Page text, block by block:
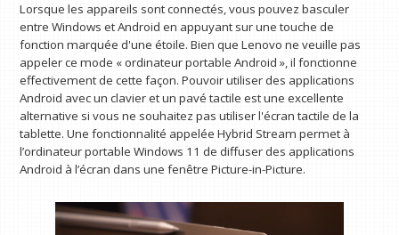
Lorsque les appareils sont connectés, vous pouvez basculer
entre Windows et Android en appuyant sur une touche de
fonction marquée d'une étoile. Bien que Lenovo ne veuille pas
appeler ce mode « ordinateur portable Android », il fonctionne
effectivement de cette façon. Pouvoir utiliser des applications
Android avec un clavier et un pavé tactile est une excellente
alternative si vous ne souhaitez pas utiliser l'écran tactile de la
tablette. Une fonctionnalité appelée Hybrid Stream permet à
l’ordinateur portable Windows 11 de diffuser des applications
Android à l’écran dans une fenêtre Picture-in-Picture.